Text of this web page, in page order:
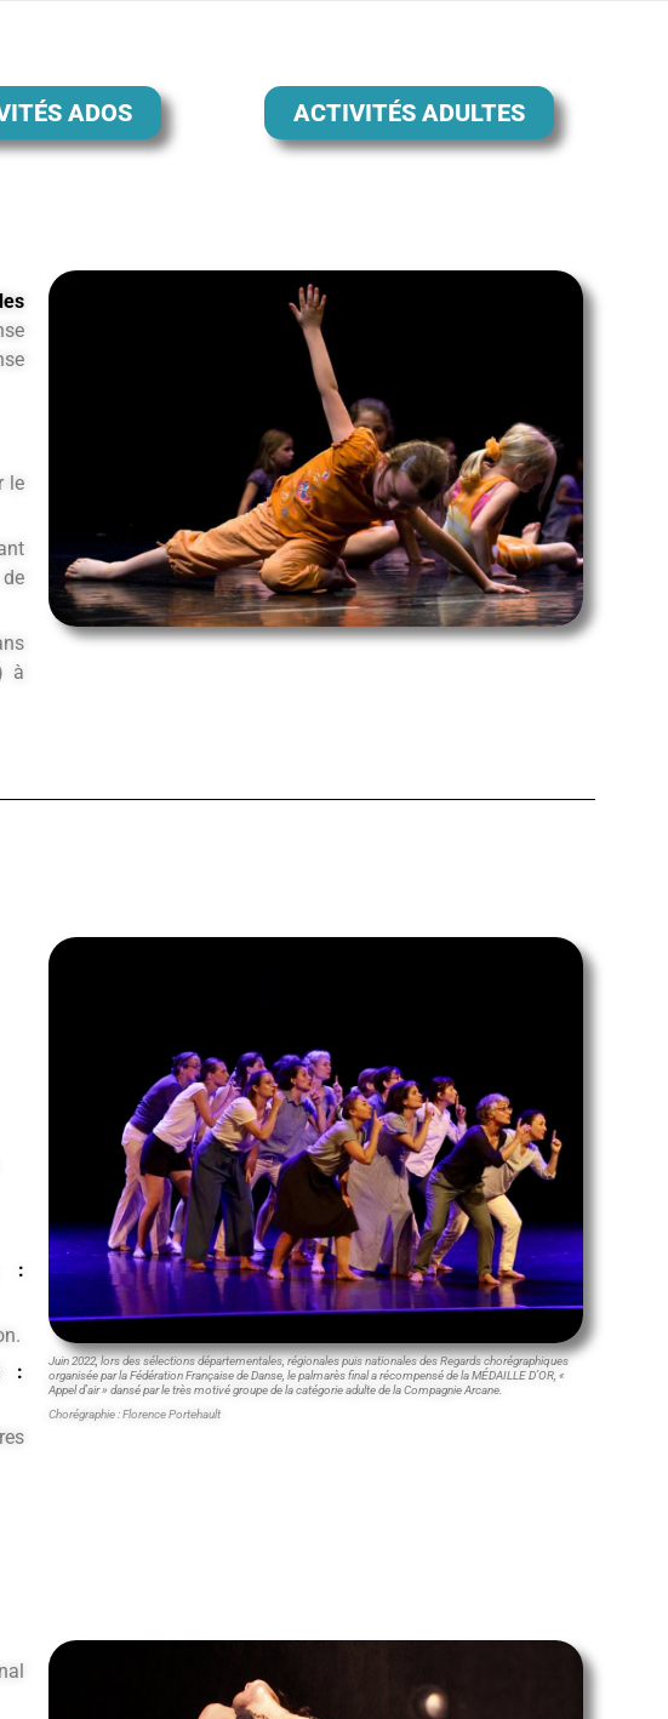
ADOS ACTIVITÉS ADULTES
le
à
:
:
Juin 2022, lors des sélections départementales, régionales puis nationales des Regards chorégraphiques
organisée par la Fédération Française de Danse, le palmarès final a récompensé de la MÉDAILLE D’OR, «
Appel d’air » dansé par le très motivé groupe de la catégorie adulte de la Compagnie Arcane.
Chorégraphie : Florence Portehault